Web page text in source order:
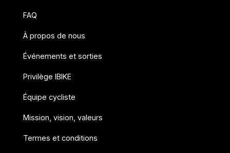
FAQ
À propos de nous
Événements et sorties
Privilège IBIKE
Équipe cycliste
Mission, vision, valeurs
Termes et conditions